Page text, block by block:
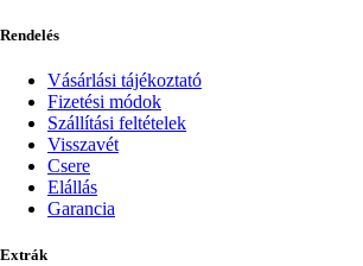
Rendelés
Vásárlási tájékoztató
Fizetési módok
Szállítási feltételek
Visszavét
Csere
Elállás
Garancia
Extrák